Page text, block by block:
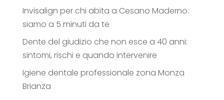
Invisalign per chi abita a Cesano Maderno:
siamo a 5 minuti da te
Dente del giudizio che non esce a 40 anni:
sintomi, rischi e quando intervenire
Igiene dentale professionale zona Monza
Brianza